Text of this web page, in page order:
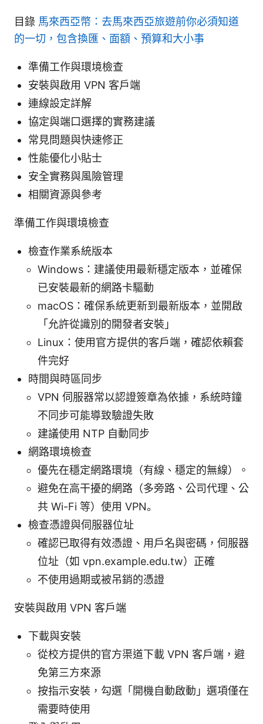
目錄 馬來西亞幣：去馬來西亞旅遊前你必須知道
的一切，包含換匯、面額、預算和大小事
準備工作與環境檢查
安裝與啟用 VPN 客戶端
連線設定詳解
協定與端口選擇的實務建議
常見問題與快速修正
性能優化小貼士
安全實務與風險管理
相關資源與參考
準備工作與環境檢查
檢查作業系統版本
Windows：建議使用最新穩定版本，並確保
已安裝最新的網路卡驅動
macOS：確保系統更新到最新版本，並開啟
「允許從識別的開發者安裝」
Linux：使用官方提供的客戶端，確認依賴套
件完好
時間與時區同步
VPN 伺服器常以認證簽章為依據，系統時鐘
不同步可能導致驗證失敗
建議使用 NTP 自動同步
網路環境檢查
優先在穩定網路環境（有線、穩定的無線）。
避免在高干擾的網路（多旁路、公司代理、公
共 Wi-Fi 等）使用 VPN。
檢查憑證與伺服器位址
確認已取得有效憑證、用戶名與密碼，伺服器
位址（如 vpn.example.edu.tw）正確
不使用過期或被吊銷的憑證
安裝與啟用 VPN 客戶端
下載與安裝
從校方提供的官方渠道下載 VPN 客戶端，避
免第三方來源
按指示安裝，勾選「開機自動啟動」選項僅在
需要時使用